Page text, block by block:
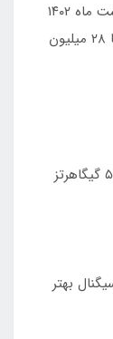
با قیمت ۳۶۰ دلار به فروش می‌رسد. در اردیبهشت ماه ۱۴۰۲
قیمت این مودم در ایران از ۱۹ میلیون تومان تا ۲۸ میلیون